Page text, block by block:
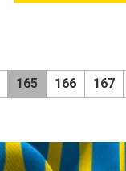
165 166 167